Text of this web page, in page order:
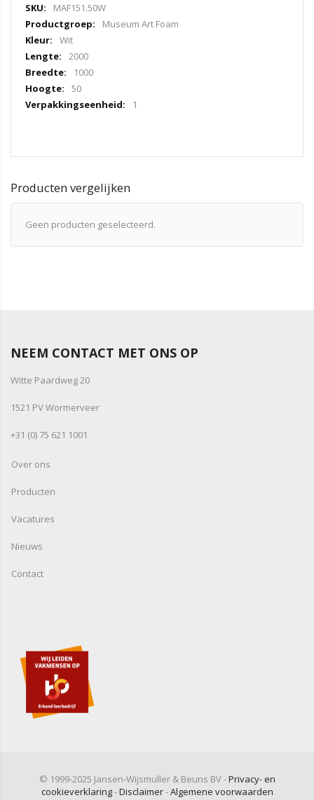
Meer
informatie
MAF151.50W
Museum Art Foam
Wit
2000
1000
50
1
Producten vergelijken
Geen producten geselecteerd.
NEEM CONTACT MET ONS OP
Witte Paardweg 20
1521 PV Wormerveer
+31 (0) 75 621 1001
Over ons
Producten
Vacatures
Nieuws
Contact
© 1999-2025 Jansen-Wijsmuller & Beuns BV -Privacy- en
cookieverklaring-Disclaimer-Algemene voorwaarden